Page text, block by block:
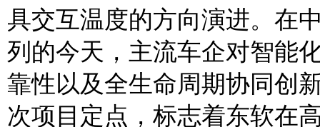
具交互温度的方向演进。在
列的今天，主流车企对智能
靠性以及全生命周期协同创
次项目定点，标志着东软在